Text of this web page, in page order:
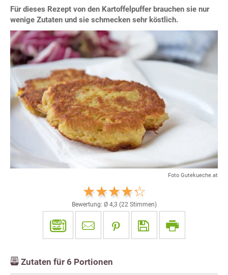
Für dieses Rezept von den Kartoffelpuffer brauchen sie nur
wenige Zutaten und sie schmecken sehr köstlich.
Foto Gutekueche.at
Bewertung: Ø 4,3 (22Stimmen)
Zutaten für 6 Portionen